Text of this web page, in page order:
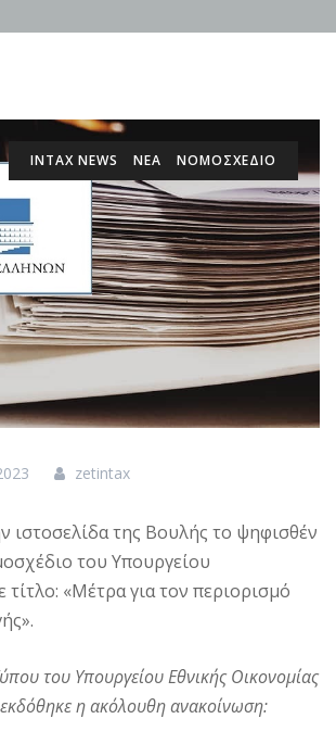
INTAX NEWS ΝΕΑ ΝΟΜΟΣΧΈΔΙΟ
zetintax
ιστοσελίδα της Βουλής το ψηφισθέν
του Υπουργείου
«Μέτρα για τον περιορισμό
του Υπουργείου Εθνικής Οικονομίας
η ακόλουθη ανακοίνωση: